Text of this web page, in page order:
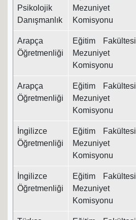
Psikolojik
Danışmanlık
Mezuniyet
Komisyonu
Arapça
Öğretmenliği
Eğitim Fakültesi
Mezuniyet
Komisyonu
Arapça
Öğretmenliği
Eğitim Fakültesi
Mezuniyet
Komisyonu
İngilizce
Öğretmenliği
Eğitim Fakültesi
Mezuniyet
Komisyonu
İngilizce
Öğretmenliği
Eğitim Fakültesi
Mezuniyet
Komisyonu